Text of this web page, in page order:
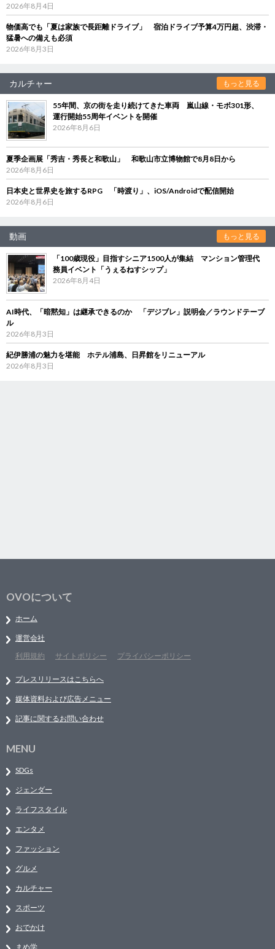
2026年8月4日
物価高でも「夏は家族で長距離ドライブ」 宿泊ドライブ予算4万円超、渋滞・
猛暑への備えも必須
2026年8月3日
カルチャー もっと見る
55年間、京の街を走り続けてきた車両 嵐山線・モボ301形、
運行開始55周年イベントを開催
2026年8月6日
夏季企画展「秀吉・秀長と和歌山」 和歌山市立博物館で8月8日から
2026年8月6日
日本史と世界史を旅するRPG 「時渡り」、iOS/Androidで配信開始
2026年8月6日
動画 もっと見る
「100歳現役」目指すシニア1500人が集結 マンション管理代
務員イベント「うぇるねすシップ」
2026年8月4日
AI時代、「暗黙知」は継承できるのか 「デジブレ」説明会／ラウンドテーブ
ル
2026年8月3日
紀伊勝浦の魅力を堪能 ホテル浦島、日昇館をリニューアル
2026年8月3日
OVOについて
ホーム
運営会社
利用規約
サイトポリシー プライバシーポリシー
プレスリリースはこちらへ
媒体資料および広告メニュー
記事に関するお問い合わせ
MENU
SDGs
ジェンダー
ライフスタイル
エンタメ
ファッション
グルメ
カルチャー
スポーツ
おでかけ
まめ学